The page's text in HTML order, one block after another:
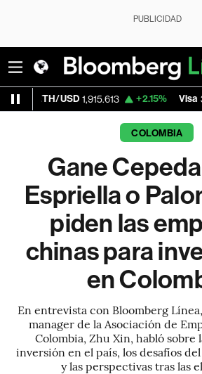
PUBLICIDAD
1,915.613 +2.15% Visa 368.73 -
COLOMBIA
Gane
Espriella o
piden las
chinas para
en
En entrevista con Bloomberg
manager de la Asociación de
Colombia, Zhu Xin, habló sobre
inversión en el país, los desafíos
y las perspectivas tras las